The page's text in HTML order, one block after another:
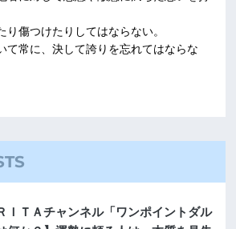
傷つけたりしてはならない。
常に、決して誇りを忘れてはならな
ＩＴＡチャンネル「ワンポイントダル